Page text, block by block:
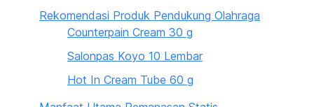
Rekomendasi Produk Pendukung Olahraga
Counterpain Cream 30 g
Salonpas Koyo 10 Lembar
Hot In Cream Tube 60 g